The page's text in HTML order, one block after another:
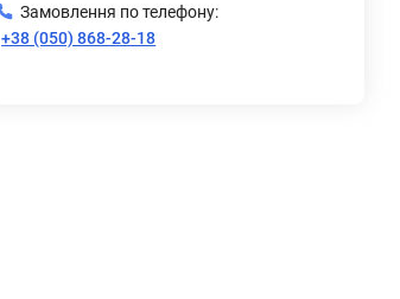
Замовлення по телефону:
+38 (050) 868-28-18